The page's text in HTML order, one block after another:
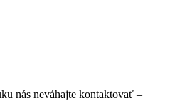
nás neváhajte kontaktovať –